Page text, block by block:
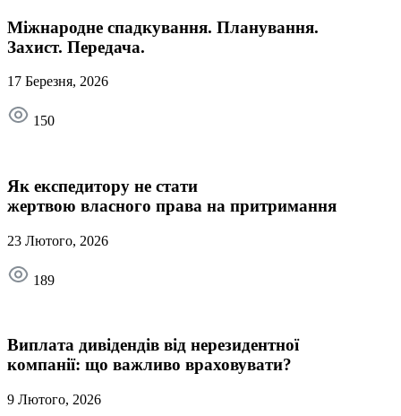
Міжнародне спадкування. Планування.
Захист. Передача.
17 Березня, 2026
150
Як експедитору не стати
жертвою власного права на притримання
23 Лютого, 2026
189
Виплата дивідендів від нерезидентної
компанії: що важливо враховувати?
9 Лютого, 2026